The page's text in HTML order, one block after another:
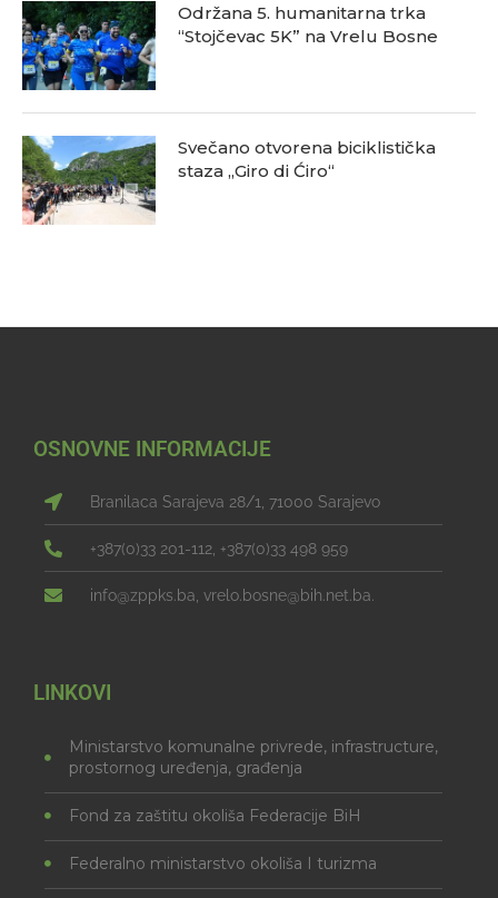
Održana 5. humanitarna trka
“Stojčevac 5K” na Vrelu Bosne
Svečano otvorena biciklistička
staza „Giro di Ćiro“
OSNOVNE INFORMACIJE
Branilaca Sarajeva 28/1, 71000 Sarajevo
+387(0)33 201-112, +387(0)33 498 959
info@zppks.ba, vrelo.bosne@bih.net.ba.
LINKOVI
Ministarstvo komunalne privrede, infrastructure,
prostornog uređenja, građenja
Fond za zaštitu okoliša Federacije BiH
Federalno ministarstvo okoliša I turizma